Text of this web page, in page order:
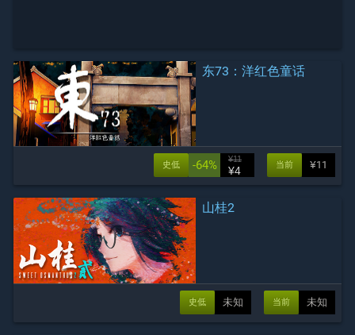
东73：洋红色童话
¥11
当前
-64% ¥11
¥4
史低
山桂2
未知
当前
未知
史低